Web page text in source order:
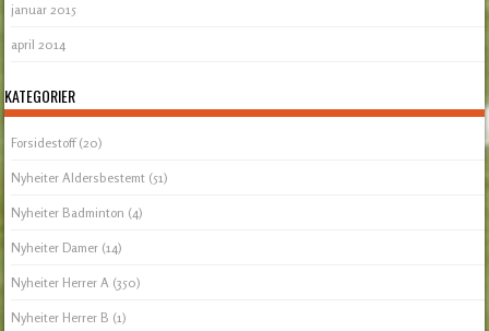
januar 2015
april 2014
KATEGORIER
Forsidestoff(20)
Nyheiter Aldersbestemt (51)
Nyheiter Badminton (4)
Nyheiter Damer (14)
Nyheiter Herrer A (350)
Nyheiter Herrer B (1)